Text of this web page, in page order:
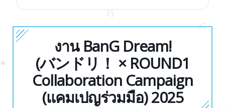
งาน BanG Dream!
(バンドリ！ × ROUND1
Collaboration Campaign
(แคมเปญร่วมมือ) 2025